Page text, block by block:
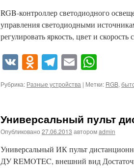
RGB-контроллер светодиодного
управления светодиодными
регулировать яркость, цвет и
VKOdnoklassniki
Telegram
Email
Рубрика: Разные устройства | Метки: RGB,
Универсальный пульт
Опубликовано 27.06.2013 авторомadmin
Универсальный ИК пульт
ДУ REMOTEC, внешний вид